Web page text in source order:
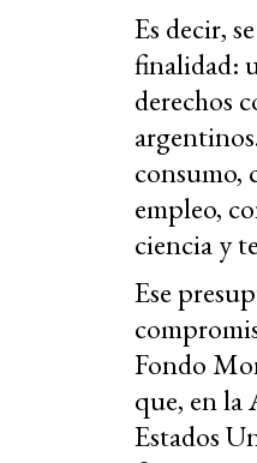
Es decir,
finalidad:
derechos
consumo,
empleo,
ciencia y
Ese
Fondo
que, en la
Estados